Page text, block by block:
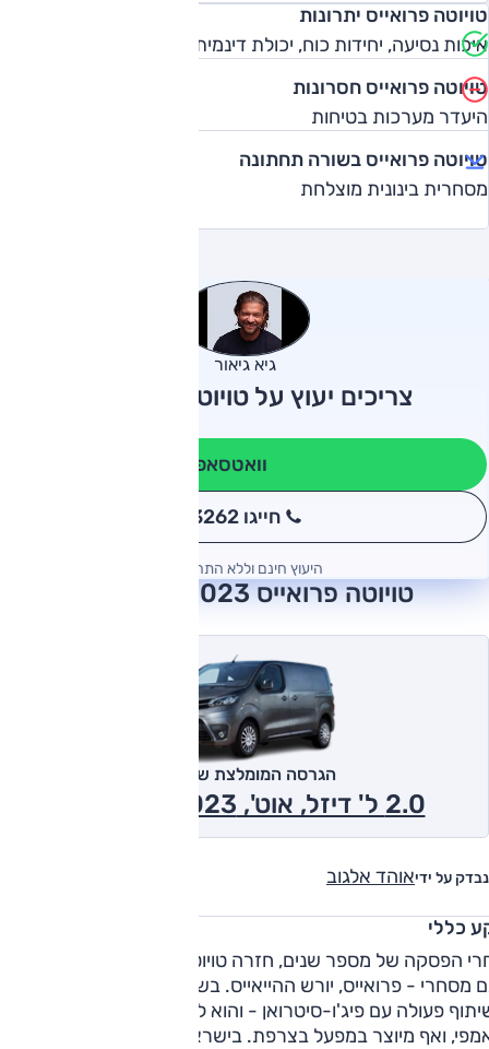
טויוטה פרואייס יתרונות
איכות נסיעה, יחידות כוח, יכולת דינמית
טויוטה פרואייס חסרונות
היעדר מערכות בטיחות
טויוטה פרואייס בשורה תחתונה
מסחרית בינונית מוצלחת
גיא גיאור
צריכים יעוץ על טויוטה פרואייס?
וואטסאפ
חייגו 3262
היעוץ חינם וללא התחייבות
טויוטה פרואייס 2023 חוות דעת
נבדק על ידיאוהד אלגוב
הגרסה המומלצת של אוטו
2.0 ל' דיזל, אוט', Medium 2023
כללי
דגם מסחרי - פרואייס, יורש ההייאייס. בשונה מבעבר, הפרואייס
פעולה עם פיג'ו-סיטרואן - והוא למעשה דגם תואם
ג'אמפי, ואף מיוצר במפעל בצרפת. בישראל מוצע הפרואייס